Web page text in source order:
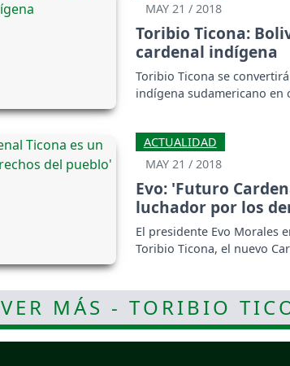
MAY 21 / 2018
Toribio Ticona:
cardenal indígena
Toribio Ticona se
indígena sudamericano en
ACTUALIDAD
MAY 21 / 2018
Evo: 'Futuro
luchador por los
El presidente Evo Morales
Toribio Ticona, el nuevo
VER MÁS - TORIBIO